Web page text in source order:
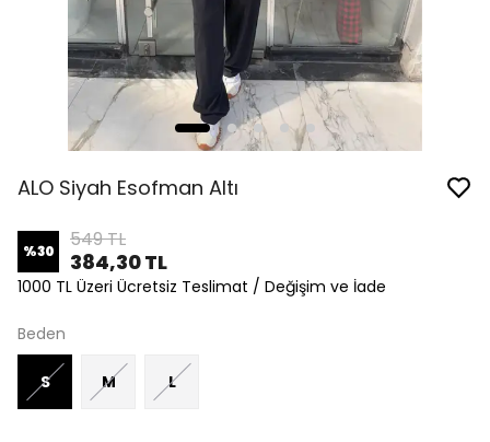
ALO Siyah Esofman Altı
%30 549 TL
384,30 TL
1000 TL Üzeri Ücretsiz Teslimat / Değişim ve İade
Beden
S M L